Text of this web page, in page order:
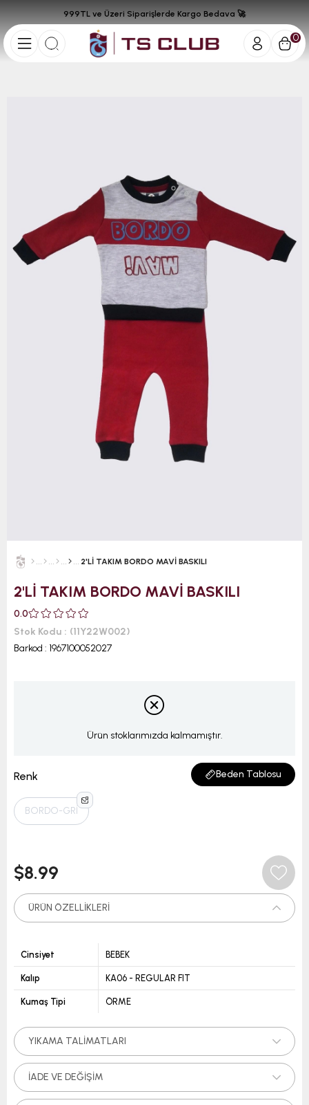
0
999TL ve Üzeri Siparişlerde Kargo Bedava 🚀
2'Lİ TAKIM BORDO MAVİ BASKILI
2'Lİ TAKIM BORDO MAVİ BASKILI
0.0
Stok Kodu
(11Y22W002)
Barkod : 1967100052027
Ürün stoklarımızda kalmamıştır.
Renk Beden Tablosu
BORDO-GRİ
$8.99
ÜRÜN ÖZELLIKLERI
Cinsiyet BEBEK
Kalıp KA06 - REGULAR FIT
Kumaş Tipi ÖRME
YIKAMA TALIMATLARI
İADE VE DEĞIŞIM